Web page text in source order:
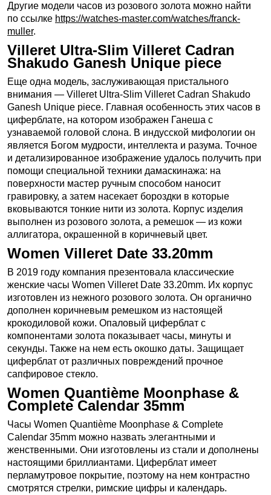
Другие модели часов из розового золота можно найти
по ссылке https://watches-master.com/watches/franck-
muller.
Villeret Ultra-Slim Villeret Cadran
Shakudo Ganesh Unique piece
Еще одна модель, заслуживающая пристального
внимания — Villeret Ultra-Slim Villeret Cadran Shakudo
Ganesh Unique piece. Главная особенность этих часов в
циферблате, на котором изображен Ганеша с
узнаваемой головой слона. В индусской мифологии он
является Богом мудрости, интеллекта и разума. Точное
и детализированное изображение удалось получить при
помощи специальной техники дамаскинажа: на
поверхности мастер ручным способом наносит
гравировку, а затем насекает бороздки в которые
вковываются тонкие нити из золота. Корпус изделия
выполнен из розового золота, а ремешок — из кожи
аллигатора, окрашенной в коричневый цвет.
Women Villeret Date 33.20mm
В 2019 году компания презентовала классические
женские часы Women Villeret Date 33.20mm. Их корпус
изготовлен из нежного розового золота. Он органично
дополнен коричневым ремешком из настоящей
крокодиловой кожи. Опаловый циферблат с
компонентами золота показывает часы, минуты и
секунды. Также на нем есть окошко даты. Защищает
циферблат от различных повреждений прочное
сапфировое стекло.
Women Quantième Moonphase &
Complete Calendar 35mm
Часы Women Quantième Moonphase & Complete
Calendar 35mm можно назвать элегантными и
женственными. Они изготовлены из стали и дополнены
настоящими бриллиантами. Циферблат имеет
перламутровое покрытие, поэтому на нем контрастно
смотрятся стрелки, римские цифры и календарь.